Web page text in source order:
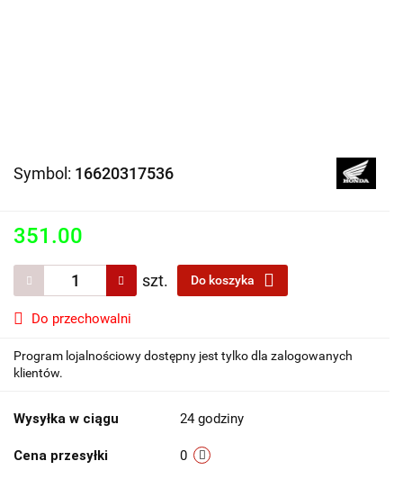
Symbol: 16620317536
351.00
szt. Do koszyka
Do przechowalni
Program lojalnościowy dostępny jest tylko dla zalogowanych
klientów.
Wysyłka w ciągu 24 godziny
Cena przesyłki 0